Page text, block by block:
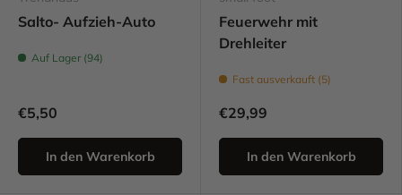
Salto- Aufzieh-Auto
Auf Lager (94)
€5,50
In den Warenkorb
Feuerwehr mit
Drehleiter
Fast ausverkauft (5)
€29,99
In den Warenkorb